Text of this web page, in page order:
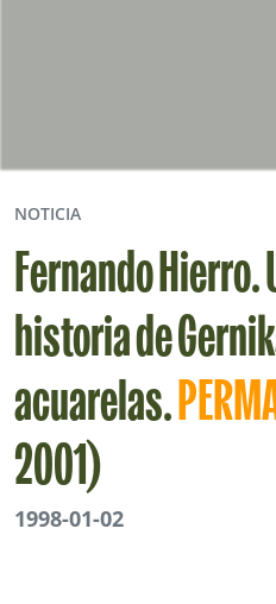
NOTICIA
Fernando Hierro.
historia de
acuarelas.
2001)
1998-01-02